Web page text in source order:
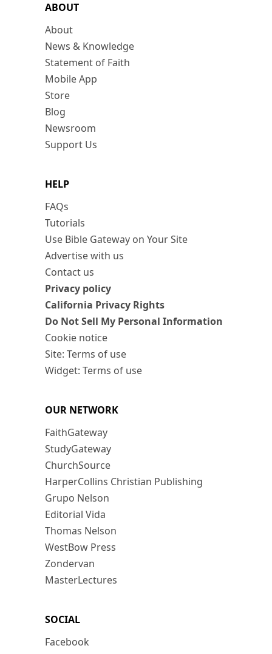
ABOUT
About
News & Knowledge
Statement of Faith
Mobile App
Store
Blog
Newsroom
Support Us
HELP
FAQs
Tutorials
Use Bible Gateway on Your Site
Advertise with us
Contact us
Privacy policy
California Privacy Rights
Do Not Sell My Personal Information
Cookie notice
Site: Terms of use
Widget: Terms of use
OUR NETWORK
FaithGateway
StudyGateway
ChurchSource
HarperCollins Christian Publishing
Grupo Nelson
Editorial Vida
Thomas Nelson
WestBow Press
Zondervan
MasterLectures
SOCIAL
Facebook